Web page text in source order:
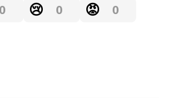
0 😢 0 😡 0